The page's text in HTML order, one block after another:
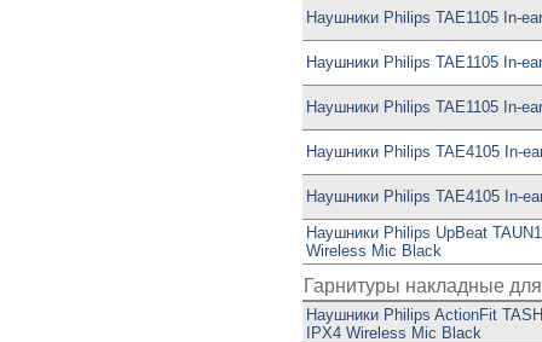
Наушники Philips TAE1105 In-
Наушники Philips TAE1105 In-
Наушники Philips TAE1105 In-
Наушники Philips TAE4105 In-
Наушники Philips TAE4105 In-
Наушники Philips UpBeat
Wireless Mic Black
Гарнитуры накладные
Наушники Philips ActionFit
IPX4 Wireless Mic Black